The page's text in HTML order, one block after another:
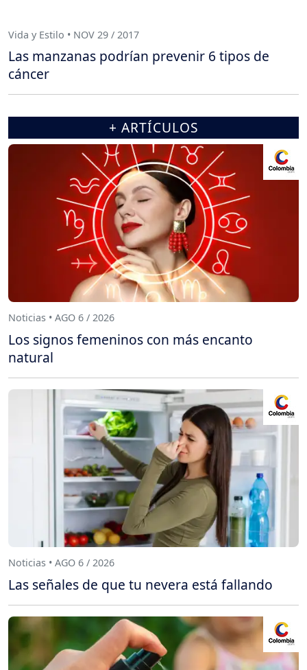
Vida y Estilo • NOV 29 / 2017
Las manzanas podrían prevenir 6 tipos de
cáncer
+ ARTÍCULOS
Noticias • AGO 6 / 2026
Los signos femeninos con más encanto
natural
Noticias • AGO 6 / 2026
Las señales de que tu nevera está fallando